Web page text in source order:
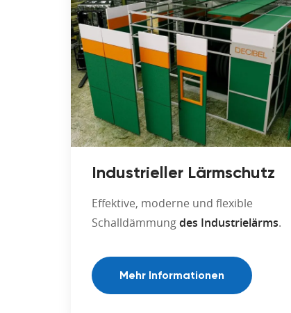
Industrieller Lärmschutz
Effektive, moderne und flexible
Schalldämmungdes Industrielärms.
Mehr Informationen